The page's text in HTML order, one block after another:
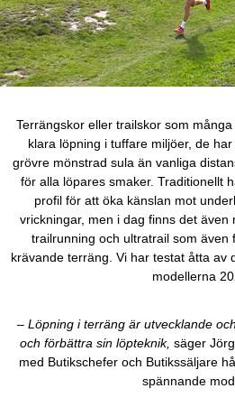
Terrängskor eller trailskor som
klara löpning i tuffare miljöer, de
grövre mönstrad sula än vanliga
för alla löpares smaker. Traditionellt
profil för att öka känslan mot
vrickningar, men i dag finns det även
trailrunning och ultratrail som även
krävande terräng. Vi har testat åtta av
modellerna
– Löpning i terräng är utvecklande
och förbättra sin löpteknik, säger
med Butikschefer och Butikssäljare
spännande